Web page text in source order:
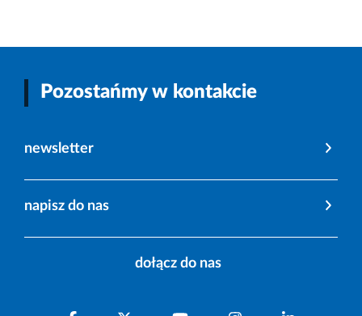
Pozostańmy w kontakcie
newsletter
napisz do nas
dołącz do nas